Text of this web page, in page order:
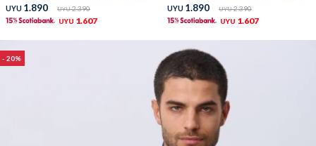
UYU 1.890 UYU 2.390
UYU 1.607
UYU 1.890 UYU 2.390
UYU 1.607
20